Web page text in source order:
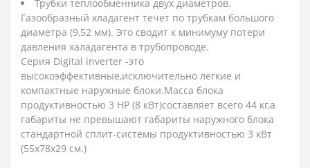
Трубки теплообменника двух диаметров.
Газообразный хладагент течет по трубкам большого
диаметра (9,52 мм). Это сводит к минимуму потери
давления халадагента в трубопроводе.
Серия Digital inverter -это
высокоэффективные,исключительно легкие и
компактные наружные блоки.Масса блока
продуктивностью 3 НР (8 кВт)составляет всего 44 кг,а
габариты не превышают габариты наружного блока
стандартной сплит-системы продуктивностью 3 кВт
(55х78х29 см.)